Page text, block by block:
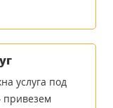
услуга под
привезем